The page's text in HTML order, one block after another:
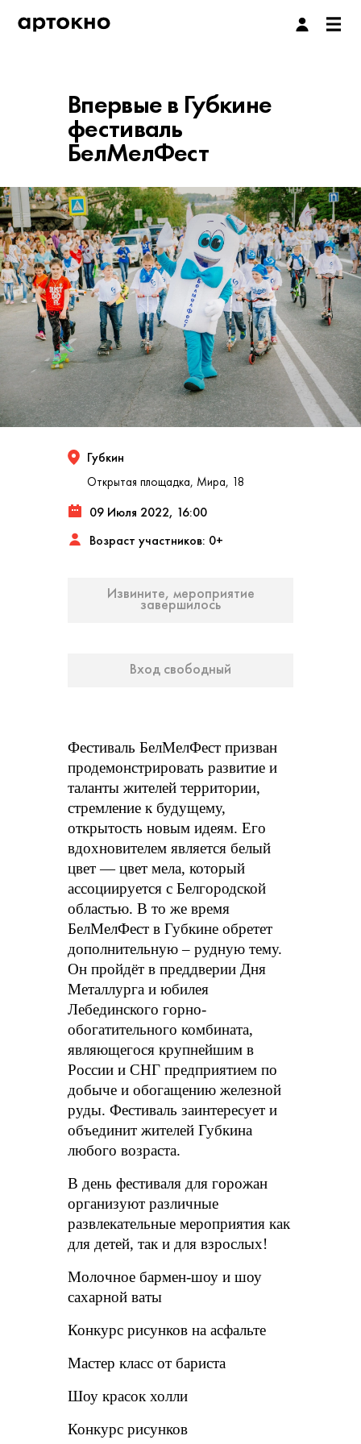
Впервые в Губкине
фестиваль
БелМелФест
Губкин
Открытая площадка, Мира, 18
09 Июля 2022, 16:00
Возраст участников: 0+
Извините, мероприятие
завершилось
Вход свободный
Фестиваль БелМелФест призван
продемонстрировать развитие и
таланты жителей территории,
стремление к будущему,
открытость новым идеям. Его
вдохновителем является белый
цвет — цвет мела, который
ассоциируется с Белгородской
областью. В то же время
БелМелФест в Губкине обретет
дополнительную – рудную тему.
Он пройдёт в преддверии Дня
Металлурга и юбилея
Лебединского горно-
обогатительного комбината,
являющегося крупнейшим в
России и СНГ предприятием по
добыче и обогащению железной
руды. Фестиваль заинтересует и
объединит жителей Губкина
любого возраста.
В день фестиваля для горожан
организуют различные
развлекательные мероприятия как
для детей, так и для взрослых!
Молочное бармен-шоу и шоу
сахарной ваты
Конкурс рисунков на асфальте
Мастер класс от бариста
Шоу красок холли
Конкурс рисунков